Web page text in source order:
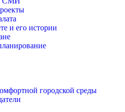
и его истории
городской среды